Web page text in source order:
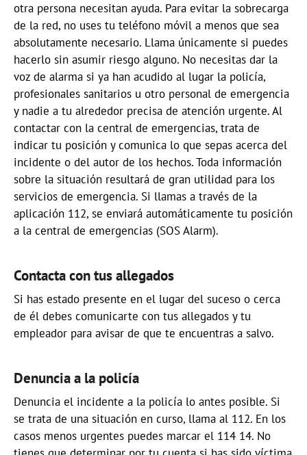
otra persona necesitan ayuda. Para evitar la sobrecarga
de la red, no uses tu teléfono móvil a menos que sea
absolutamente necesario. Llama únicamente si puedes
hacerlo sin asumir riesgo alguno. No necesitas dar la
voz de alarma si ya han acudido al lugar la policía,
profesionales sanitarios u otro personal de emergencia
y nadie a tu alrededor precisa de atención urgente. Al
contactar con la central de emergencias, trata de
indicar tu posición y comunica lo que sepas acerca del
incidente o del autor de los hechos. Toda información
sobre la situación resultará de gran utilidad para los
servicios de emergencia. Si llamas a través de la
aplicación 112, se enviará automáticamente tu posición
a la central de emergencias (SOS Alarm).
Contacta con tus allegados
Si has estado presente en el lugar del suceso o cerca
de él debes comunicarte con tus allegados y tu
empleador para avisar de que te encuentras a salvo.
Denuncia a la policía
Denuncia el incidente a la policía lo antes posible. Si
se trata de una situación en curso, llama al 112. En los
casos menos urgentes puedes marcar el 114 14. No